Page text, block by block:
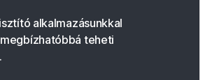
alkalmazásunkkal
teheti